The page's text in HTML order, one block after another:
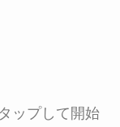
ップして開始